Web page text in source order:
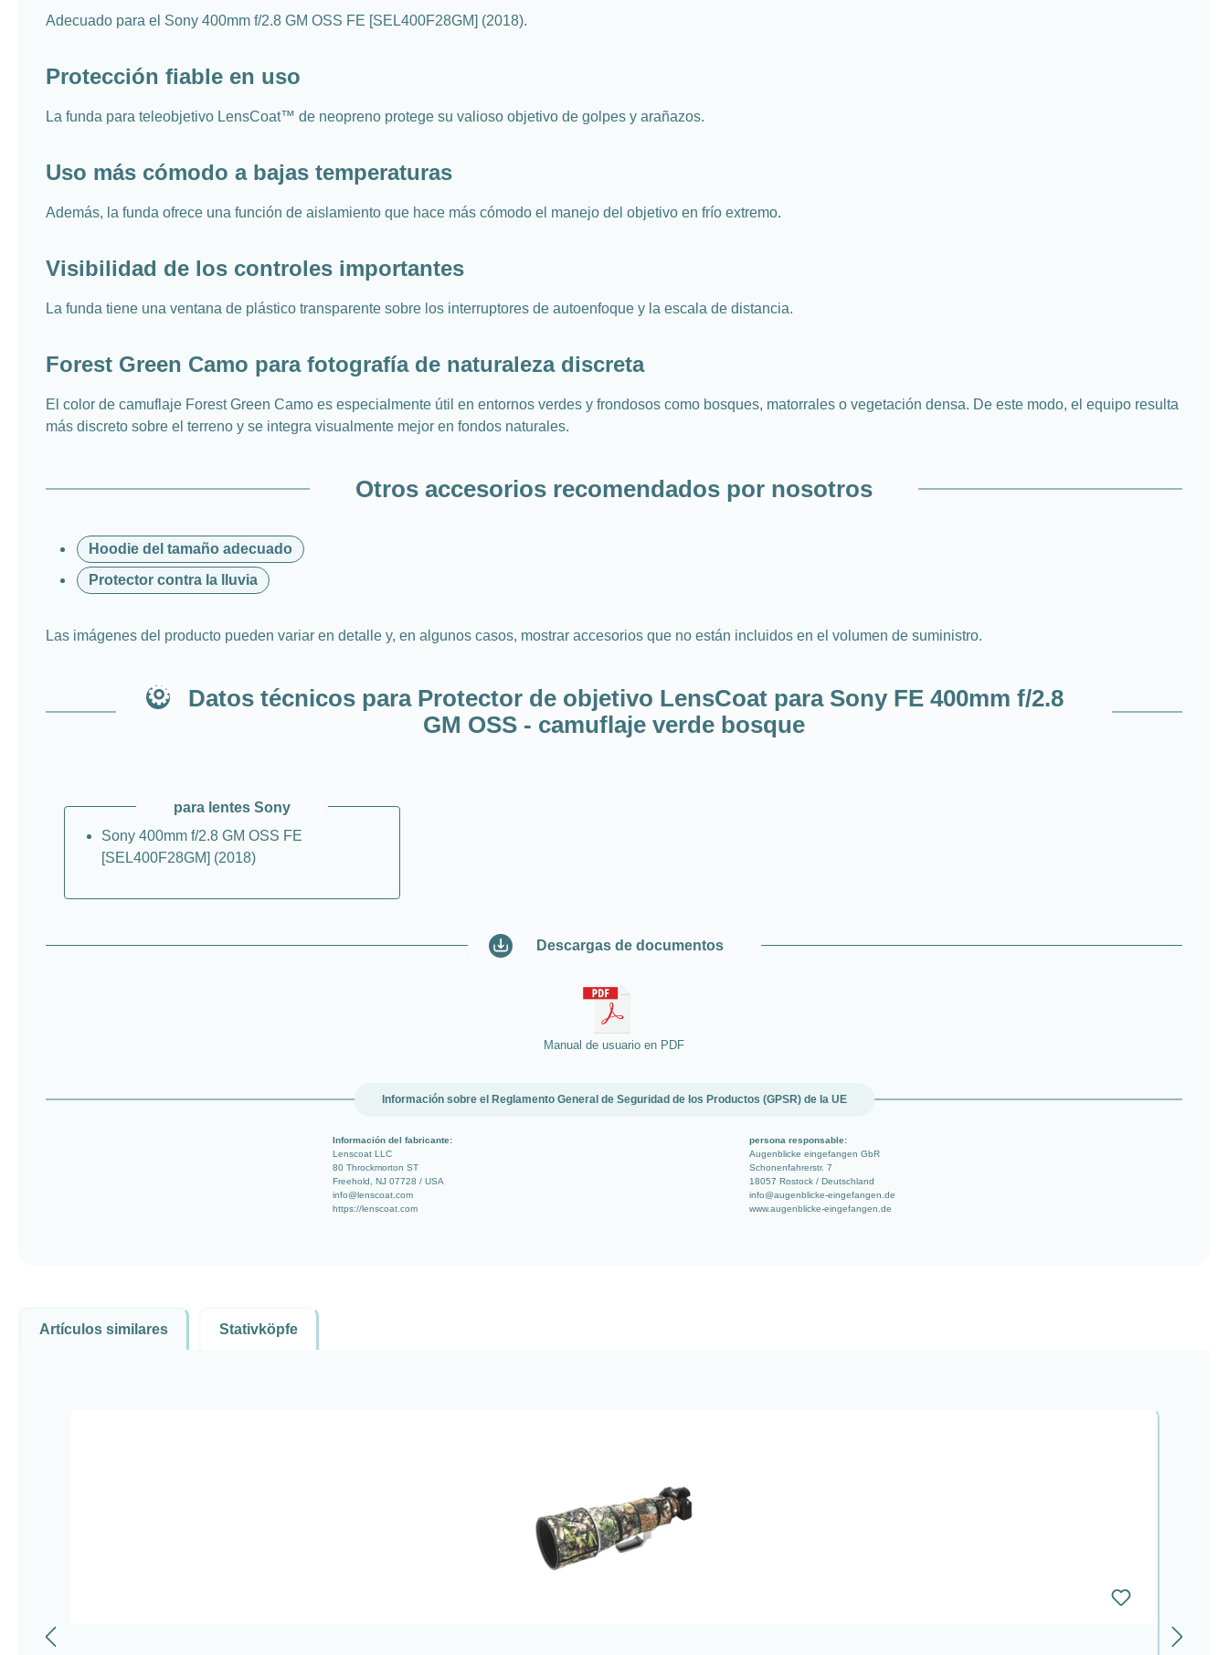
Adecuado para el Sony 400mm f/2.8 GM OSS FE [SEL400F28GM] (2018).
Protección fiable en uso
La funda para teleobjetivo LensCoat™ de neopreno protege su valioso objetivo de golpes y arañazos.
Uso más cómodo a bajas temperaturas
Además, la funda ofrece una función de aislamiento que hace más cómodo el manejo del objetivo en frío extremo.
Visibilidad de los controles importantes
La funda tiene una ventana de plástico transparente sobre los interruptores de autoenfoque y la escala de distancia.
Forest Green Camo para fotografía de naturaleza discreta
El color de camuflaje Forest Green Camo es especialmente útil en entornos verdes y frondosos como bosques, matorrales o vegetación densa. De este modo, el equipo resulta
más discreto sobre el terreno y se integra visualmente mejor en fondos naturales.
Otros accesorios recomendados por nosotros
Hoodie del tamaño adecuado
Protector contra la lluvia
Las imágenes del producto pueden variar en detalle y, en algunos casos, mostrar accesorios que no están incluidos en el volumen de suministro.
Datos técnicos para Protector de objetivo LensCoat para Sony FE 400mm f/2.8
GM OSS - camuflaje verde bosque
para lentes Sony
Sony 400mm f/2.8 GM OSS FE
[SEL400F28GM] (2018)
Descargas de documentos
Manual de usuario en PDF
Información sobre el Reglamento General de Seguridad de los Productos (GPSR) de la UE
Información del fabricante:
Lenscoat LLC
80 Throckmorton ST
Freehold, NJ 07728 / USA
info@lenscoat.com
https://lenscoat.com
persona responsable:
Augenblicke eingefangen GbR
Schonenfahrerstr. 7
18057 Rostock / Deutschland
info@augenblicke-eingefangen.de
www.augenblicke-eingefangen.de
Artículos similares Stativköpfe